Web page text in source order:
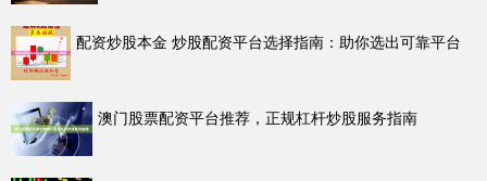
配资炒股本金 炒股配资平台选择指南：助你选出可靠平台
澳门股票配资平台推荐，正规杠杆炒股服务指南